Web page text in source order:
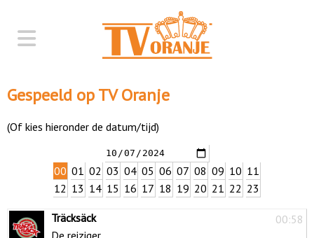
Gespeeld op TV Oranje
(Of kies hieronder de datum/tijd)
00 01 02 03 04 05 06 07 08 09 10 11
12 13 14 15 16 17 18 19 20 21 22 23
00:58
Träcksäck
De reiziger